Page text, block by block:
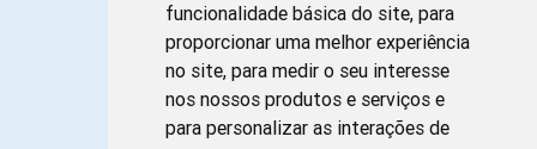
funcionalidade básica do site, para
proporcionar uma melhor experiência
no site, para medir o seu interesse
nos nossos produtos e serviços e
para personalizar as interações de